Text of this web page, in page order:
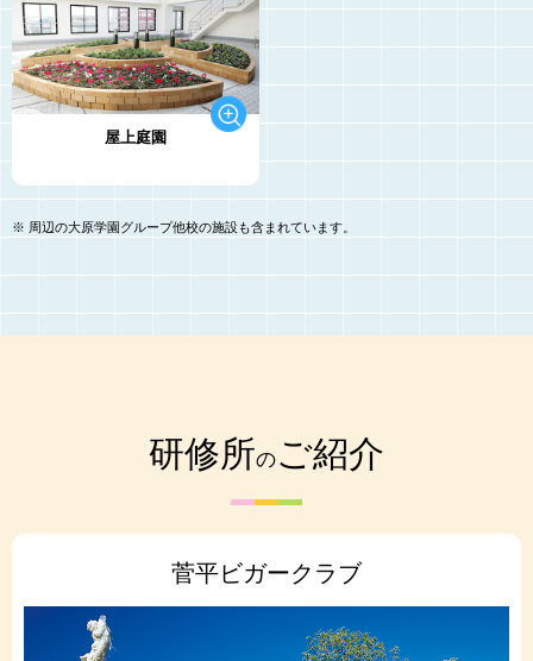
屋上庭園
※ 周辺の大原学園グループ他校の施設も含まれています。
研修所のご紹介
菅平ビガークラブ